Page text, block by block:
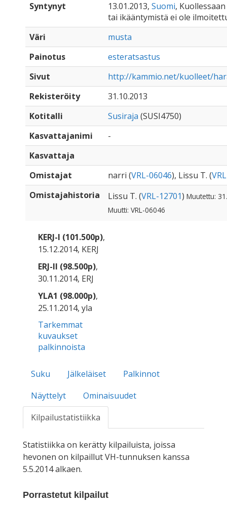
Syntynyt
13.01.2013, Suomi,
tai ikääntymistä ei ole
Väri
musta
Painotus
esteratsastus
Sivut
http://kammio.net/kuolleet/
Rekisteröity
31.10.2013
Kotitalli
Susiraja (SUSI4750)
Kasvattajanimi
-
Kasvattaja
Omistajat
narri (VRL-06046), Lissu T. (
Omistajahistoria
Lissu T. (VRL-12701) Muutettu:
Muutti: VRL-06046
KERJ-I (101.500p),
15.12.2014, KERJ
ERJ-II (98.500p),
30.11.2014, ERJ
YLA1 (98.000p),
25.11.2014, yla
Tarkemmat
kuvaukset
palkinnoista
Suku Jälkeläiset
Palkinnot
Näyttelyt
Ominaisuudet
Kilpailustatistiikka
Statistiikka on kerätty kilpailuista, joissa
hevonen on kilpaillut VH-tunnuksen kanssa
5.5.2014 alkaen.
Porrastetut kilpailut